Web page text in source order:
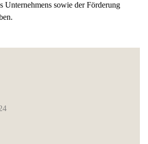
Unternehmens sowie der Förderung